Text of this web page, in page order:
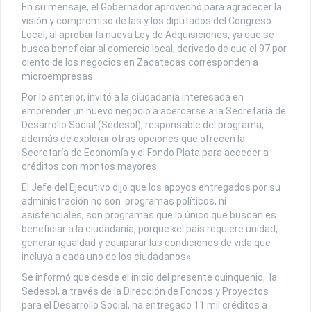
En su mensaje, el Gobernador aprovechó para agradecer la
visión y compromiso de las y los diputados del Congreso
Local, al aprobar la nueva Ley de Adquisiciones, ya que se
busca beneficiar al comercio local, derivado de que el 97 por
ciento de los negocios en Zacatecas corresponden a
microempresas.
Por lo anterior, invitó a la ciudadanía interesada en
emprender un nuevo negocio a acercarse a la Secretaría de
Desarrollo Social (Sedesol), responsable del programa,
además de explorar otras opciones que ofrecen la
Secretaría de Economía y el Fondo Plata para acceder a
créditos con montos mayores.
El Jefe del Ejecutivo dijo que los apoyos entregados por su
administración no son programas políticos, ni
asistenciales, son programas que lo único que buscan es
beneficiar a la ciudadanía, porque «el país requiere unidad,
generar igualdad y equiparar las condiciones de vida que
incluya a cada uno de los ciudadanos».
Se informó que desde el inicio del presente quinquenio, la
Sedesol, a través de la Dirección de Fondos y Proyectos
para el Desarrollo Social, ha entregado 11 mil créditos a